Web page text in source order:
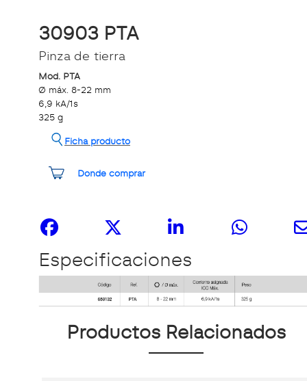
30903 PTA
Pinza de tierra
Mod. PTA
Ø máx. 8-22 mm
6,9 kA/1s
325 g
Donde comprar
Ficha producto
Especificaciones
Productos Relacionados